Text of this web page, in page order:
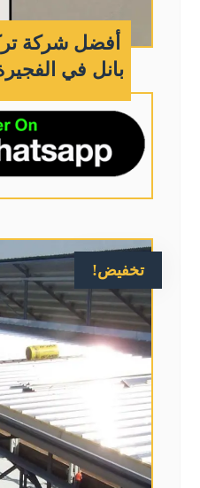
أفضل شركة
بانل في الفجيرة :
تخفيض!